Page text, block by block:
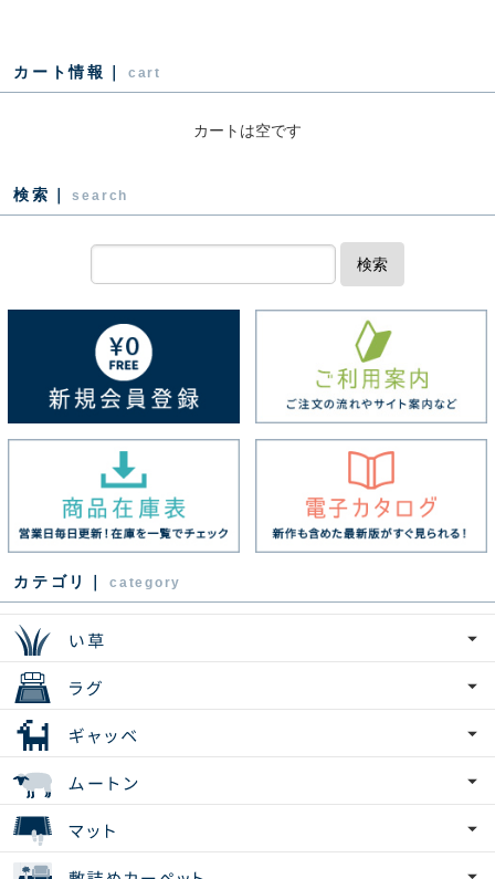
カート情報｜ cart
カートは空です
検索｜ search
検索
カテゴリ｜ category